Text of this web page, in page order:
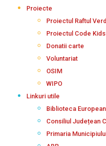
Proiecte
Proiectul Raftul
Proiectul Code Kids
Donatii carte
Voluntariat
OSIM
WIPO
Linkuri utile
Biblioteca
Consiliul Județean
Primaria